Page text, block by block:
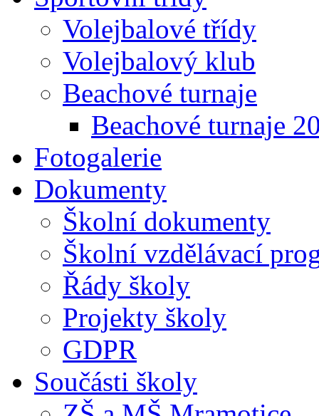
Volejbalové třídy
Volejbalový klub
Beachové turnaje
Beachové turnaje
Fotogalerie
Dokumenty
Školní dokumenty
Školní vzdělávací
Řády školy
Projekty školy
GDPR
Součásti školy